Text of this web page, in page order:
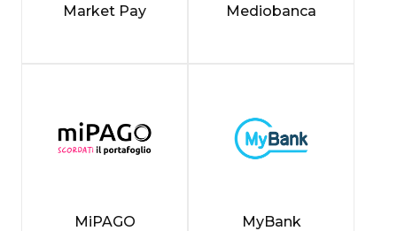
Market Pay Mediobanca
MiPAGO MyBank